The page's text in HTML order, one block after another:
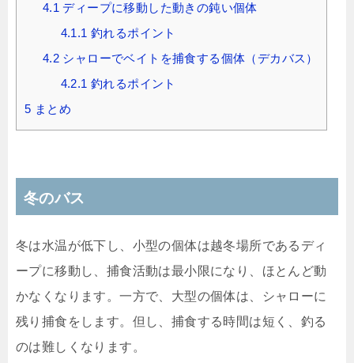
4.1 ディープに移動した動きの鈍い個体
4.1.1 釣れるポイント
4.2 シャローでベイトを捕食する個体（デカバス）
4.2.1 釣れるポイント
5 まとめ
冬のバス
冬は水温が低下し、小型の個体は越冬場所であるディ
ープに移動し、捕食活動は最小限になり、ほとんど動
かなくなります。一方で、大型の個体は、シャローに
残り捕食をします。但し、捕食する時間は短く、釣る
のは難しくなります。